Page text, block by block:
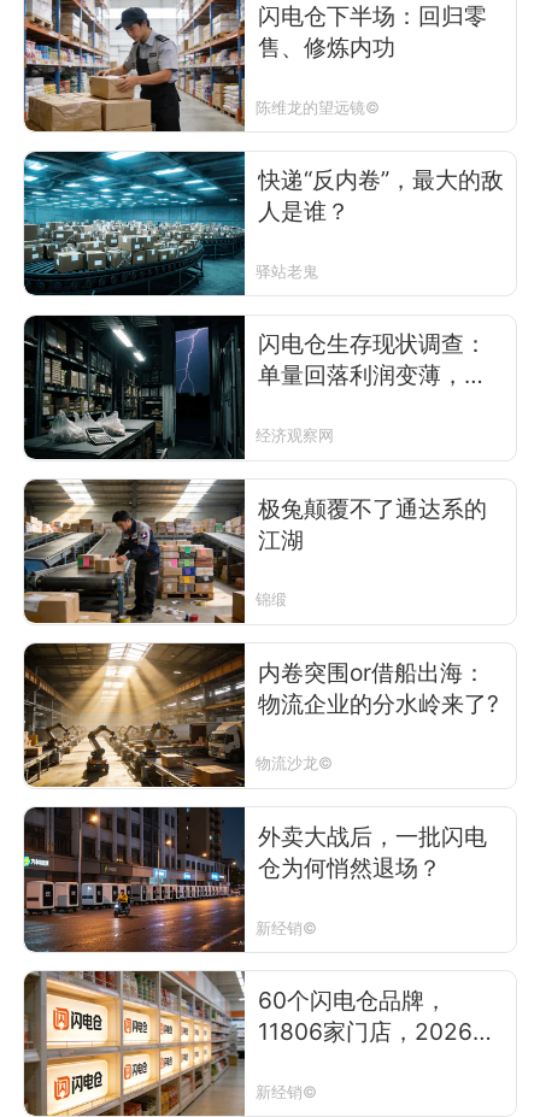
闪电仓下半场：回归零
售、修炼内功
陈维龙的望远镜©
快递“反内卷”，最大的敌
人是谁？
驿站老鬼
闪电仓生存现状调查：
单量回落利润变薄，从
经济观察网
极兔颠覆不了通达系的
江湖
锦缎
内卷突围or借船出海：
物流企业的分水岭来了?
物流沙龙©
外卖大战后，一批闪电
仓为何悄然退场？
新经销©
60个闪电仓品牌，
11806家门店，2026最
新经销©